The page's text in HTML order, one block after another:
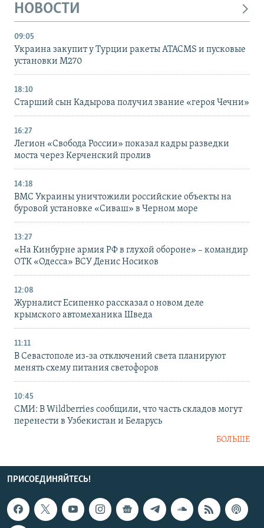
НОВОСТИ
09:05
Украина закупит у Турции ракеты ATACMS и пусковые
установки M270
18:10
Старший сын Кадырова получил звание «героя Чечни»
16:27
Легион «Свобода России» показал кадры разведки
моста через Керченский пролив
14:18
ВМС Украины уничтожили российские объекты на
буровой установке «Сиваш» в Черном море
13:27
«На Кинбурне армия РФ в глухой обороне» – командир
ОТК «Одесса» ВСУ Денис Носиков
12:08
Журналист Есипенко рассказал о новом деле
крымского автомеханика Шведа
11:11
В Севастополе из-за отключений света планируют
менять схему питания светофоров
10:45
СМИ: В Wildberries сообщили, что часть складов могут
перенести в Узбекистан и Беларусь
БОЛЬШЕ
ПРИСОЕДИНЯЙТЕСЬ!